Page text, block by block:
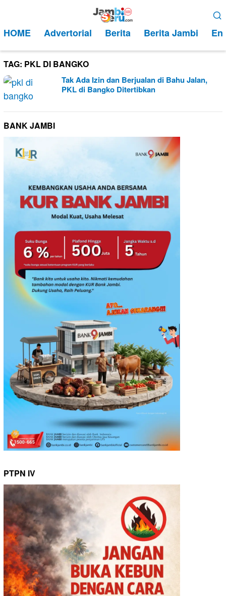
kontenMobile
HOME Advertorial Berita Berita Jambi
TAG: PKL DI BANGKO
Tak Ada Izin dan Berjualan di Bahu Jalan,
PKL di Bangko Ditertibkan
BANK JAMBI
PTPN IV